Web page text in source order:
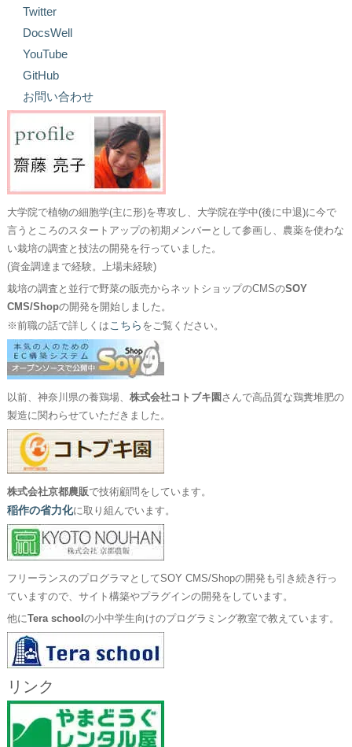
Twitter
DocsWell
YouTube
GitHub
お問い合わせ
大学院で植物の細胞学(主に形)を専攻し、大学院在学中(後に中退)に今で
言うところのスタートアップの初期メンバーとして参画し、農薬を使わな
い栽培の調査と技法の開発を行っていました。
(資金調達まで経験。上場未経験)
栽培の調査と並行で野菜の販売からネットショップのCMSのSOY
CMS/Shopの開発を開始しました。
※前職の話で詳しくは こちら をご覧ください。
以前、神奈川県の養鶏場、 株式会社コトブキ園 さんで高品質な鶏糞堆肥の
製造に関わらせていただきました。
株式会社京都農販で技術顧問をしています。
稲作の省力化に取り組んでいます。
フリーランスのプログラマとしてSOY CMS/Shopの開発も引き続き行っ
ていますので、サイト構築やプラグインの開発をしています。
他にTera school の小中学生向けのプログラミング教室で教えています。
リンク